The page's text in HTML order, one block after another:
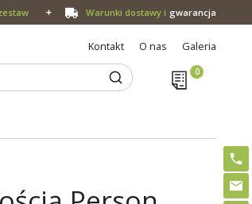
Warunki dostawy i gwarancja
Kontakt O nas Galeria